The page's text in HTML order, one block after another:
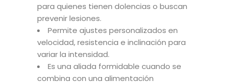
para quienes tienen dolencias o buscan
prevenir lesiones.
Permite ajustes personalizados en
velocidad, resistencia e inclinación para
variar la intensidad.
Es una aliada formidable cuando se
combina con una alimentación